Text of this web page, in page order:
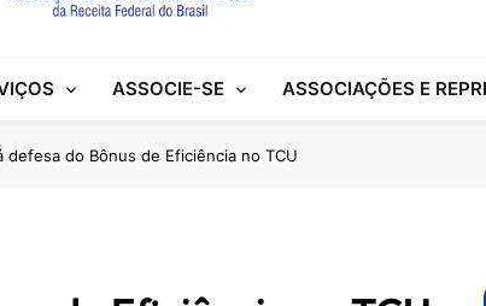
Preparativos para o XIX Encontro
Almoço em homenagem ao Dia
ASSOCIE-SE ASSOCIAÇÕES E
defesa do Bônus de Eficiência no TCU